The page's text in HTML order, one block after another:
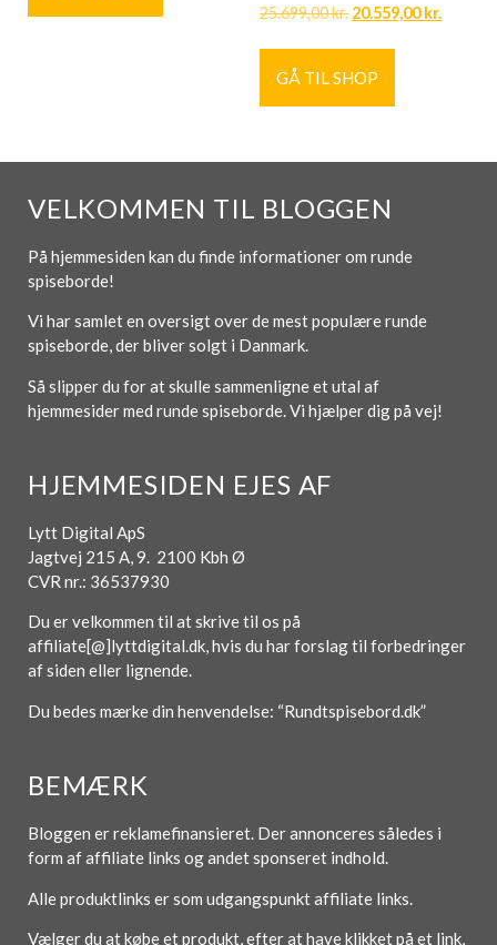
25.699,00kr. 20.559,00kr.
GÅ TIL SHOP
VELKOMMEN TIL BLOGGEN
På hjemmesiden kan du finde informationer om runde
spiseborde!
Vi har samlet en oversigt over de mest populære runde
spiseborde, der bliver solgt i Danmark.
Så slipper du for at skulle sammenligne et utal af
hjemmesider med runde spiseborde. Vi hjælper dig på vej!
HJEMMESIDEN EJES AF
Lytt Digital ApS
Jagtvej 215 A, 9. 2100 Kbh Ø
CVR nr.: 36537930
Du er velkommen til at skrive til os på
affiliate[@]lyttdigital.dk, hvis du har forslag til forbedringer
af siden eller lignende.
Du bedes mærke din henvendelse: “Rundtspisebord.dk”
BEMÆRK
Bloggen er reklamefinansieret. Der annonceres således i
form af affiliate links og andet sponseret indhold.
Alle produktlinks er som udgangspunkt affiliate links.
Vælger du at købe et produkt, efter at have klikket på et link,